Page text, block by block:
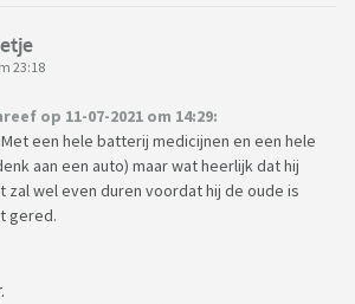
23:18
op 11-07-2021 om 14:29:
een hele batterij medicijnen en een hele
aan een auto) maar wat heerlijk dat hij
zal wel even duren voordat hij de oude is
gered.